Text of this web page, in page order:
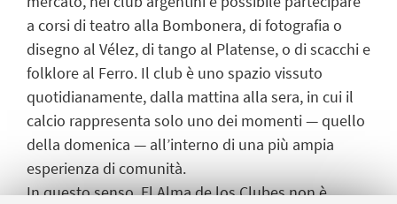
a corsi di teatro alla Bombonera, di fotografia o
disegno al Vélez, di tango al Platense, o di scacchi e
folklore al Ferro. Il club è uno spazio vissuto
quotidianamente, dalla mattina alla sera, in cui il
calcio rappresenta solo uno dei momenti — quello
della domenica — all’interno di una più ampia
esperienza di comunità.
In questo senso, El Alma de los Clubes non è